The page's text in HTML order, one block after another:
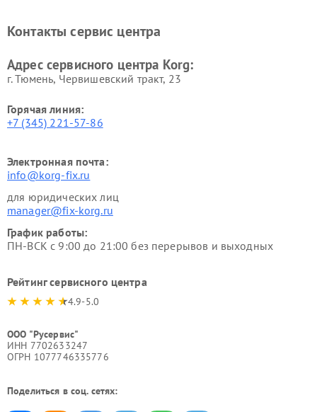
Контакты сервис центра
Адрес сервисного центра Korg:
г. Тюмень, ​Червишевский тракт, 23
Горячая линия:
+7 (345) 221-57-86
Электронная почта:
info@korg-fix.ru
для юридических лиц
manager@fix-korg.ru
График работы:
ПН-ВСК с 9:00 до 21:00 без перерывов и выходных
Рейтинг сервисного центра
4.9-5.0
ООО "Русервис"
ИНН 7702633247
ОГРН 1077746335776
Поделиться в соц. сетях: